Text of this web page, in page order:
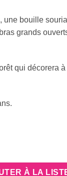
bouille
grands
qui
À LA